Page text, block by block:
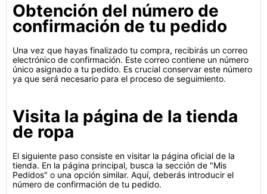
Obtención del número de
confirmación de tu pedido
Una vez que hayas finalizado tu compra, recibirás un correo
electrónico de confirmación. Este correo contiene un número
único asignado a tu pedido. Es crucial conservar este número
ya que será necesario para el proceso de seguimiento.
Visita la página de la tienda
de ropa
El siguiente paso consiste en visitar la página oficial de la
tienda. En la página principal, busca la sección de "Mis
Pedidos" o una opción similar. Aquí, deberás introducir el
número de confirmación de tu pedido.